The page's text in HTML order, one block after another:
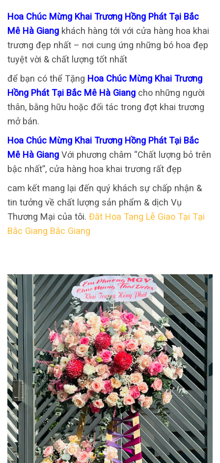
Hoa Chúc Mừng Khai Trương Hồng Phát Tại Bắc
Mê Hà Giang khách hàng tới với cửa hàng hoa khai
trương đẹp nhất – nơi cung ứng những bó hoa đẹp
tuyệt vời & chất lượng tốt nhất
để bạn có thể Tặng Hoa Chúc Mừng Khai Trương
Hồng Phát Tại Bắc Mê Hà Giang cho những người
thân, bằng hữu hoặc đối tác trong đợt khai trương
mở bán.
Hoa Chúc Mừng Khai Trương Hồng Phát Tại Bắc
Mê Hà Giang Với phương châm “Chất lượng bỏ trên
bậc nhất”, cửa hàng hoa khai trương rất đẹp
cam kết mang lại đến quý khách sự chấp nhận &
tin tưởng về chất lượng sản phẩm & dịch Vụ
Thương Mại của tôi. Đăt Hoa Tang Lễ Giao Tại Tại
Bắc Giang Bắc Giang